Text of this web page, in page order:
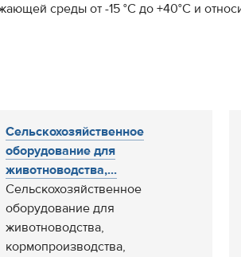
среды от -15 °С до +40°С и
Сельскохозяйственное
оборудование для
животноводства,...
Сельскохозяйственное
оборудование для
животноводства,
кормопроизводства,